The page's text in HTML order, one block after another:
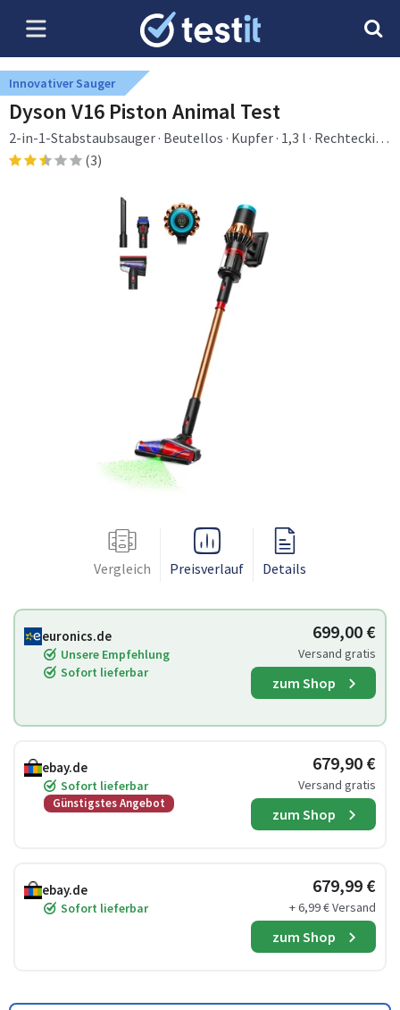
Innovativer Sauger
Dyson V16 Piston Animal Test
2-in-1-Stabstaubsauger · Beutellos · Kupfer · 1,3 l · Rechteckig ·
Trocken
(3)
Vergleich Preisverlauf Details
euronics.de
Unsere Empfehlung
Sofort lieferbar
699,00 €
Versand gratis
zum Shop
ebay.de
Sofort lieferbar
Günstigstes Angebot
679,90 €
Versand gratis
zum Shop
ebay.de
Sofort lieferbar
679,99 €
+ 6,99 € Versand
zum Shop